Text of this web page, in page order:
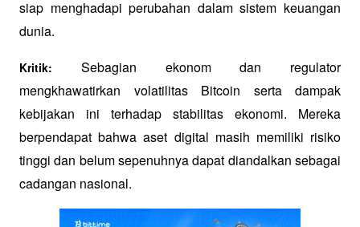
siap menghadapi perubahan dalam sistem keuangan
dunia.
Kritik: Sebagian ekonom dan regulator
mengkhawatirkan volatilitas Bitcoin serta dampak
kebijakan ini terhadap stabilitas ekonomi. Mereka
berpendapat bahwa aset digital masih memiliki risiko
tinggi dan belum sepenuhnya dapat diandalkan sebagai
cadangan nasional.